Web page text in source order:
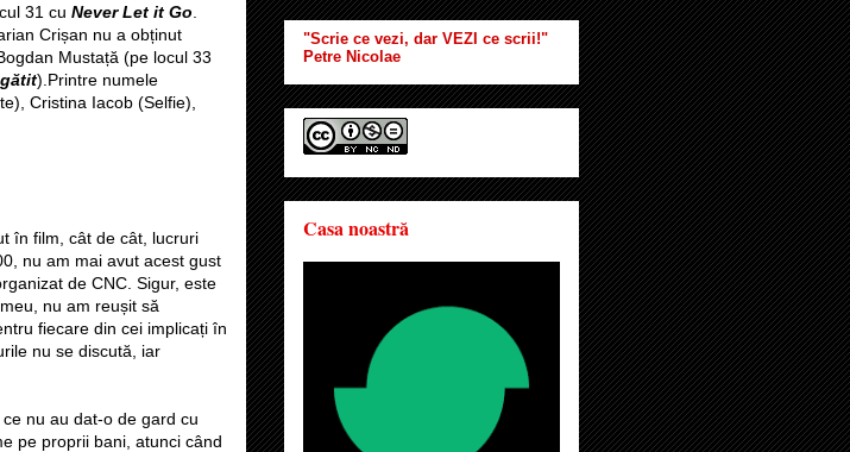
31 cu Never Let it Go
Crișan nu a obținut
Mustață (pe locul 33
).Printre numele
Cristina Iacob (Selfie),
în film, cât de cât, lucruri
nu am mai avut acest gust
de CNC. Sigur, este
nu am reușit să
fiecare din cei implicați în
nu se discută, iar
nu au dat-o de gard cu
pe proprii bani, atunci când
"Scrie ce vezi, dar VEZI ce scrii!"
Petre Nicolae
Casa noastră